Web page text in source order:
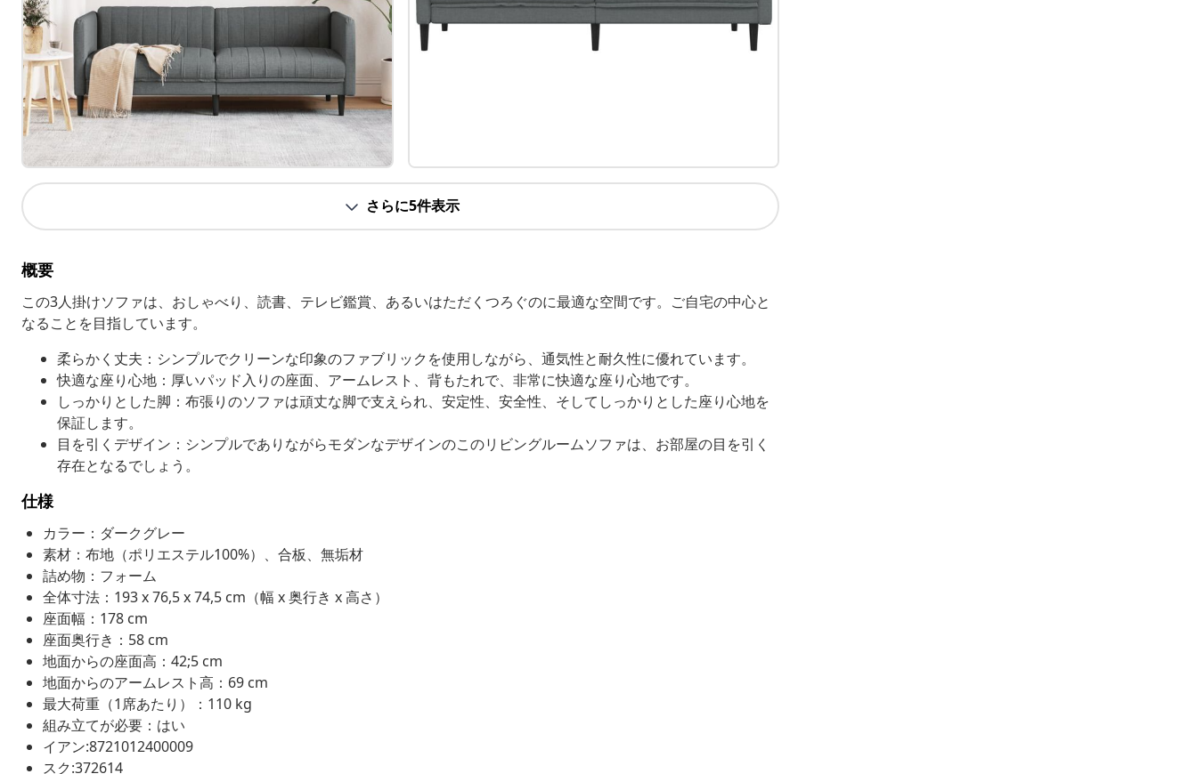
さらに5件表示
概要
この3人掛けソファは、おしゃべり、読書、テレビ鑑賞、あるいはただくつろぐのに最適な空間です。ご自宅の中心と
なることを目指しています。
柔らかく丈夫：シンプルでクリーンな印象のファブリックを使用しながら、通気性と耐久性に優れています。
快適な座り心地：厚いパッド入りの座面、アームレスト、背もたれで、非常に快適な座り心地です。
しっかりとした脚：布張りのソファは頑丈な脚で支えられ、安定性、安全性、そしてしっかりとした座り心地を
保証します。
目を引くデザイン：シンプルでありながらモダンなデザインのこのリビングルームソファは、お部屋の目を引く
存在となるでしょう。
仕様
カラー：ダークグレー
素材：布地（ポリエステル100%）、合板、無垢材
詰め物：フォーム
全体寸法：193 x 76,5 x 74,5 cm（幅 x 奥行き x 高さ）
座面幅：178 cm
座面奥行き：58 cm
地面からの座面高：42;5 cm
地面からのアームレスト高：69 cm
最大荷重（1席あたり）：110 kg
組み立てが必要：はい
イアン:8721012400009
スク:372614